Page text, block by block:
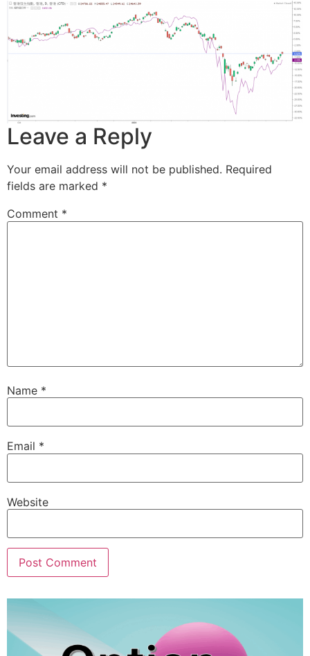
Leave a Reply
Your email address will not be published. Required
fields are marked *
Comment *
Name *
Email *
Website